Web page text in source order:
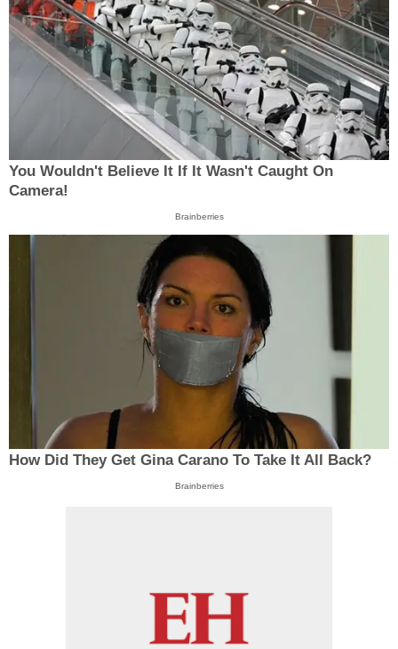
You Wouldn't Believe It If It Wasn't Caught On
Camera!
Brainberries
How Did They Get Gina Carano To Take It All Back?
Brainberries